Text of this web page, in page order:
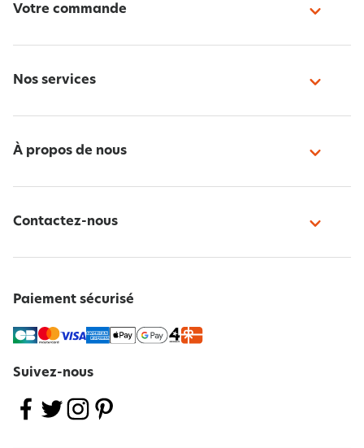
Votre commande
Nos services
À propos de nous
Contactez-nous
Paiement sécurisé
Suivez-nous